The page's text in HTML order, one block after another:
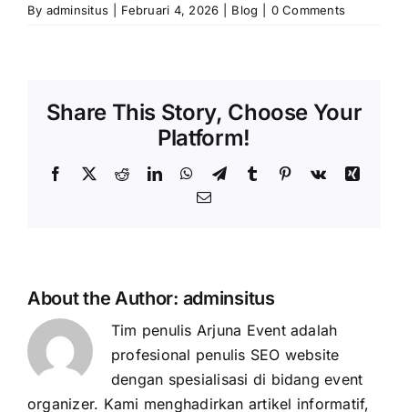
By adminsitus Februari 4, 2026 Blog 0 Comments
Share This Story, Choose Your
Platform!
Facebook
X RedditLinkedInWhatsApp
TelegramTumblr Pinterest
Vk
Xing
Email
About the Author: adminsitus
Tim penulis Arjuna Event adalah
profesional penulis SEO website
dengan spesialisasi di bidang event
organizer. Kami menghadirkan artikel informatif,